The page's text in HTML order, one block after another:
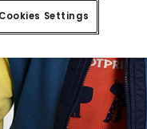
Cookies Settings